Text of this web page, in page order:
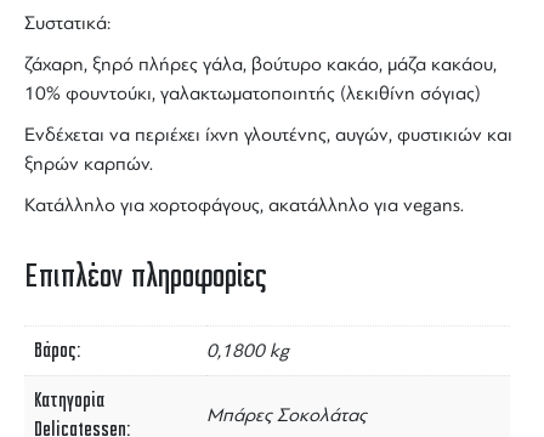
Συστατικά:
ζάχαρη, ξηρό πλήρες γάλα, βούτυρο κακάο, μάζα κακάου,
10% φουντούκι, γαλακτωματοποιητής (λεκιθίνη σόγιας)
Eνδέχεται να περιέχει ίχνη γλουτένης, αυγών, φυστικιών και
ξηρών καρπών.
Κατάλληλο για χορτοφάγους, ακατάλληλο για vegans.
Επιπλέον πληροφορίες
Βάρος 0,1800 kg
Κατηγορία
Delicatessen
Μπάρες Σοκολάτας